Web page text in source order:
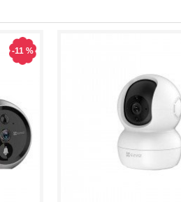
-11 %